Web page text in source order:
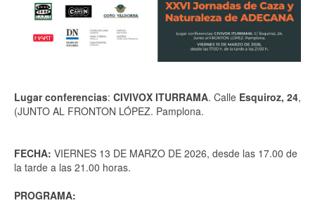
Lugar conferencias: CIVIVOX ITURRAMA. Calle Esquiroz, 24,
(JUNTO AL FRONTON LÓPEZ. Pamplona.
FECHA: VIERNES 13 DE MARZO DE 2026, desde las 17.00 de
la tarde a las 21.00 horas.
PROGRAMA: